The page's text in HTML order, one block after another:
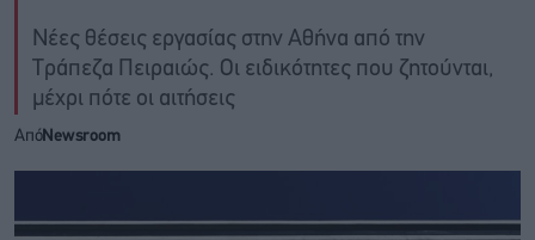
Νέες θέσεις εργασίας στην Αθήνα από την
Τράπεζα Πειραιώς. Οι ειδικότητες που ζητούνται,
μέχρι πότε οι αιτήσεις
ΑπόNewsroom